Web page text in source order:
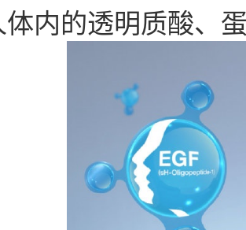
体内的透明质酸、